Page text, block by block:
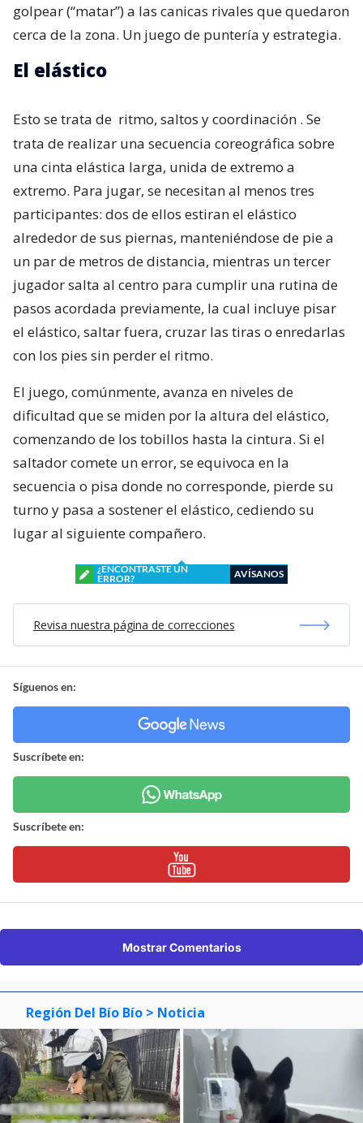
golpear (“matar”) a las canicas rivales que quedaron
cerca de la zona. Un juego de puntería y estrategia.
El elástico
Esto se trata de ritmo, saltos y coordinación . Se
trata de realizar una secuencia coreográfica sobre
una cinta elástica larga, unida de extremo a
extremo. Para jugar, se necesitan al menos tres
participantes: dos de ellos estiran el elástico
alrededor de sus piernas, manteniéndose de pie a
un par de metros de distancia, mientras un tercer
jugador salta al centro para cumplir una rutina de
pasos acordada previamente, la cual incluye pisar
el elástico, saltar fuera, cruzar las tiras o enredarlas
con los pies sin perder el ritmo.
El juego, comúnmente, avanza en niveles de
dificultad que se miden por la altura del elástico,
comenzando de los tobillos hasta la cintura. Si el
saltador comete un error, se equivoca en la
secuencia o pisa donde no corresponde, pierde su
turno y pasa a sostener el elástico, cediendo su
lugar al siguiente compañero.
¿ENCONTRASTE UN
ERROR?
AVÍSANOS
Revisa nuestra página de correcciones
Síguenos en:
Suscríbete en:
Suscríbete en:
Mostrar Comentarios
Región Del Bío Bío > Noticia